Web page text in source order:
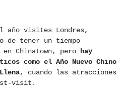
año visites Londres,
de tener un tiempo
Chinatown, pero hay
como el Año Nuevo Chino
, cuando las atracciones
visit.